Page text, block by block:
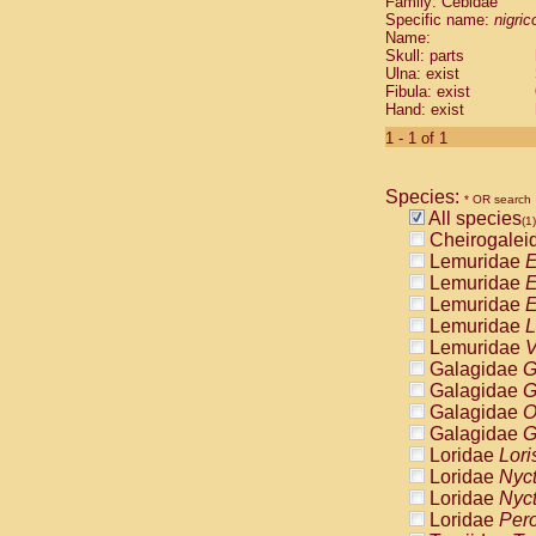
Cebidae
Cebidae
Cebidae
Cebidae
Cebidae
Cebidae
Cebidae
Cebidae
Cebidae
Cebidae
Cebidae
Cebidae
Atelidae
Atelidae
Atelidae
Atelidae
Atelidae
Atelidae
Atelidae
Atelidae
Atelidae
Atelidae
Pitheciidae
Specific name:
Name:
Skull: parts
Ulna: exist
Fibula: exist
Hand: exist
1 - 1 of 1
Species: * OR search
All species(1)
Lemuridae
Lemuridae
Lemuridae
Lemuridae
Lemuridae
Galagidae
Galagidae
Galagidae
Galagidae
Loridae
Loridae
Loridae
Loridae